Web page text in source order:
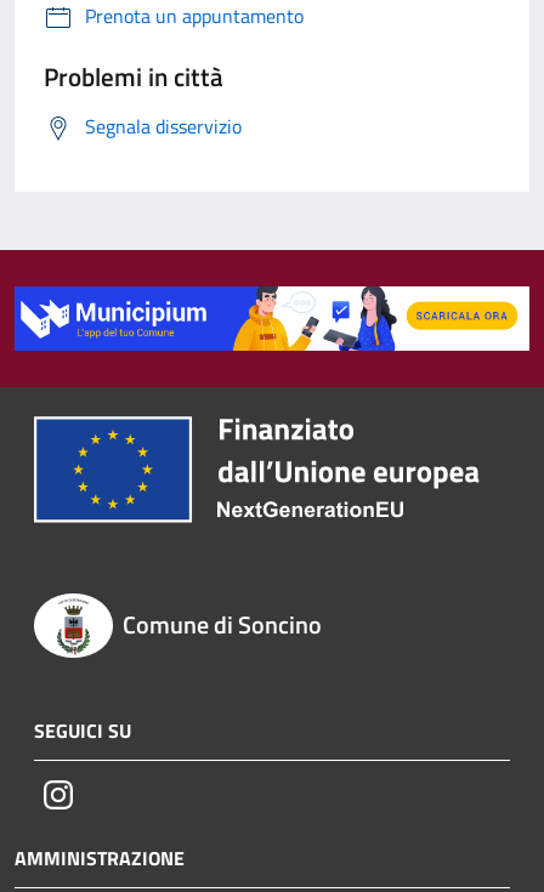
Prenota un appuntamento
Problemi in città
Segnala disservizio
Comune di Soncino
SEGUICI SU
Instagram
AMMINISTRAZIONE